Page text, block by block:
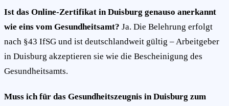
Ist das Online-Zertifikat in Duisburg genauso anerkannt
wie eins vom Gesundheitsamt? Ja. Die Belehrung erfolgt
nach §43 IfSG und ist deutschlandweit gültig – Arbeitgeber
in Duisburg akzeptieren sie wie die Bescheinigung des
Gesundheitsamts.
Muss ich für das Gesundheitszeugnis in Duisburg zum